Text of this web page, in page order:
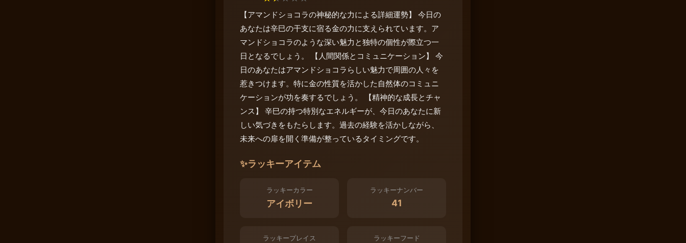
【アマンドショコラの神秘的な力による詳細運勢】 今日の
あなたは辛巳の干支に宿る金の力に支えられています。ア
マンドショコラのような深い魅力と独特の個性が際立つ一
日となるでしょう。 【人間関係とコミュニケーション】 今
日のあなたはアマンドショコラらしい魅力で周囲の人々を
惹きつけます。特に金の性質を活かした自然体のコミュニ
ケーションが功を奏するでしょう。 【精神的な成長とチャ
ンス】 辛巳の持つ特別なエネルギーが、今日のあなたに新
しい気づきをもたらします。過去の経験を活かしながら、
未来への扉を開く準備が整っているタイミングです。
✨ラッキーアイテム
ラッキーカラー
アイボリー
ラッキーナンバー
41
ラッキープレイス ラッキーフード